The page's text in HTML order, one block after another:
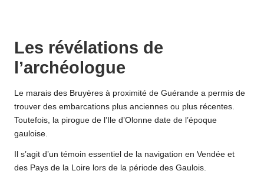
Les révélations de
l’archéologue
Le marais des Bruyères à proximité de Guérande a permis de
trouver des embarcations plus anciennes ou plus récentes.
Toutefois, la pirogue de l’Ile d’Olonne date de l’époque
gauloise.
Il s’agit d’un témoin essentiel de la navigation en Vendée et
des Pays de la Loire lors de la période des Gaulois.